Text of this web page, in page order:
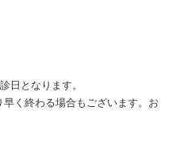
日となります。
く終わる場合もございます。お